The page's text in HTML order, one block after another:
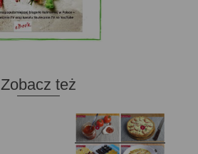
Zobacz też
Domowy ketchup (bez
cukru)
Tarta francuska z
cebulą i pomidorem